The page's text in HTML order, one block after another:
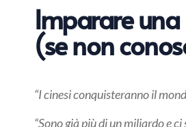
Imparare
(se non
“I cinesi conquisteranno il
“Sono già più di un miliardo e